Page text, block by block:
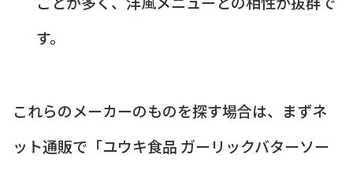
す。
これらのメーカーのものを探す場合は、まずネ
ット通販で「ユウキ食品 ガーリックバターソー